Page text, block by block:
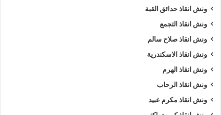
ونش انقاذ حدائق القبة
ونش انقاذ التجمع
ونش انقاذ صلاح سالم
ونش انقاذ الاسكندرية
ونش انقاذ الهرم
ونش انقاذ الرحاب
ونش انقاذ مكرم عبيد